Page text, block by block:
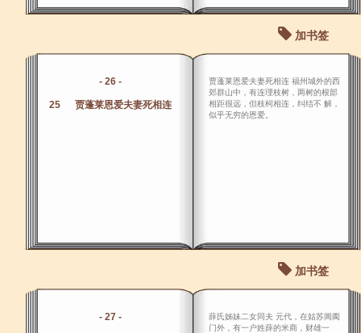
加书签
- 26 -
25 贾蓬莱恩爱夫妻死相连
贾蓬莱恩爱夫妻死相连 福州城外的西
郊群山中，有连理枝树，两树的根部
相距很远，但枝柯相连，纠结不 解，
似乎无穷的恩爱。
加书签
- 27 -
薛氏姊妹二女同夫 元代，在姑苏阊阖
门外，有一户姓薛的米商，财雄一